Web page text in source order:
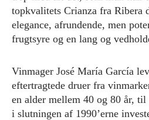
topkvalitets Crianza fra Ribera
elegance, afrundende, men
frugtsyre og en lang og
Vinmager José María García
eftertragtede druer fra
en alder mellem 40 og 80 år, til
i slutningen af 1990’erne